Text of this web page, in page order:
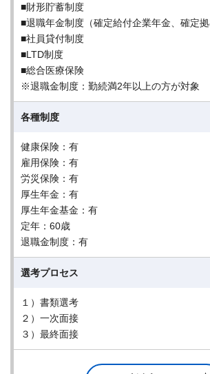
■財形貯蓄制度
■退職年金制度（確定給付企業年金、確定拠
■社員貸付制度
■LTD制度
■総合医療保険
※退職金制度：勤続満2年以上の方が対象
各種制度
健康保険：有
雇用保険：有
労災保険：有
厚生年金：有
厚生年金基金：有
定年：60歳
退職金制度：有
選考プロセス
１）書類選考
２）一次面接
３）最終面接